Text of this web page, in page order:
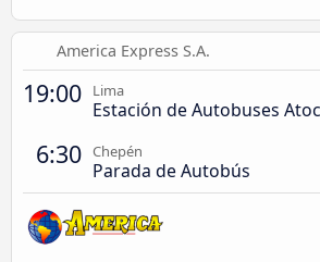
America Express S.A.
19:00 Lima
Estación de Autobuses
6:30 Chepén
Parada de Autobús